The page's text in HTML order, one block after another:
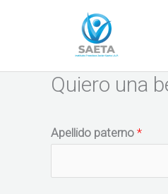
Quiero una
Apellido paterno *